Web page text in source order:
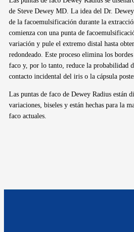
de Steve Dewey MD. La idea del Dr.
de la facoemulsificación durante la
comienza con una punta de
variación y pule el extremo distal hasta
redondeado. Este proceso elimina los
faco y, por lo tanto, reduce la probabilidad
contacto incidental del iris o la cápsula
Las puntas de faco de Dewey Radius están
variaciones, biseles y están hechas para la
faco actuales.